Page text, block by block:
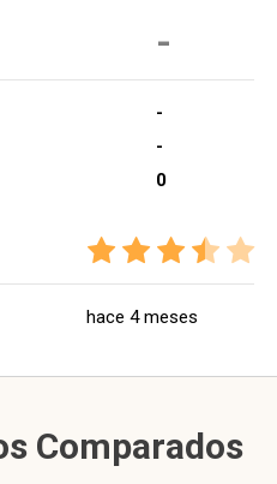
-
-
-
0
hace 4 meses
Comparados